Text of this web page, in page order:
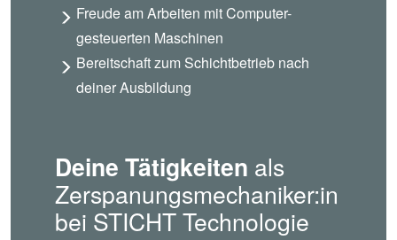
Freude am Arbeiten mit Computer-
gesteuerten Maschinen
Bereitschaft zum Schichtbetrieb nach
deiner Ausbildung
Deine Tätigkeiten als
Zerspanungsmechaniker:in
bei STICHT Technologie